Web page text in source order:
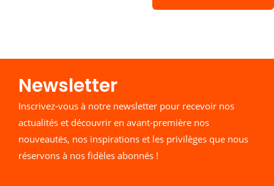
Newsletter​
Inscrivez-vous à notre newsletter pour recevoir nos
actualités et découvrir en avant-première nos
nouveautés, nos inspirations et les privilèges que nous
réservons à nos fidèles abonnés !